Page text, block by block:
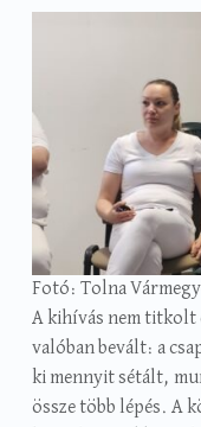
Fotó: Tolna
A kihívás nem titkolt
valóban bevált: a
ki mennyit sétált,
össze több lépés. A